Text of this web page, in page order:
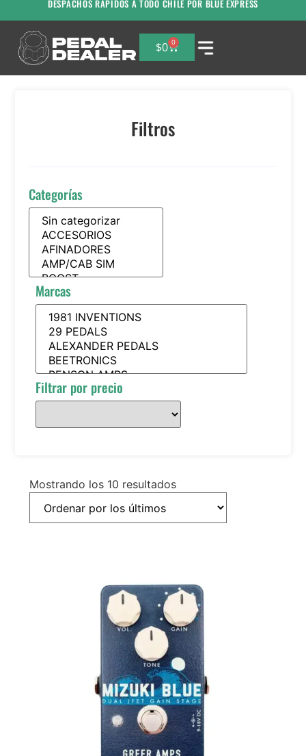
DESPACHOS RAPIDOS A TODO CHILE POR BLUE EXPRESS
$0 0
Filtros
Categorías
Marcas
Filtrar por precio
Mostrando los 10 resultados